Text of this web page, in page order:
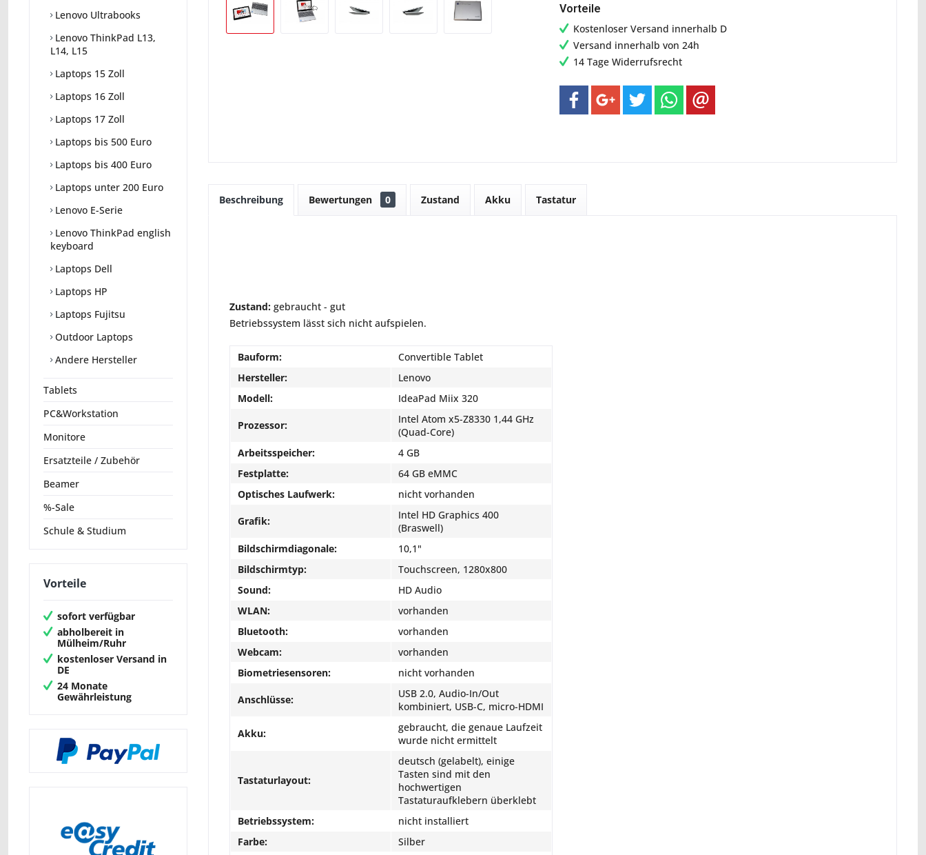
Lenovo Ultrabooks
Lenovo ThinkPad L13,
L14, L15
Laptops 15 Zoll
Laptops 16 Zoll
Laptops 17 Zoll
Laptops bis 500 Euro
Laptops bis 400 Euro
Laptops unter 200 Euro
Lenovo E-Serie
Lenovo ThinkPad english
keyboard
Laptops Dell
Laptops HP
Laptops Fujitsu
Outdoor Laptops
Andere Hersteller
Tablets
PC&Workstation
Monitore
Ersatzteile / Zubehör
Beamer
%-Sale
Schule & Studium
Vorteile
sofort verfügbar
abholbereit in
Mülheim/Ruhr
kostenloser Versand in
DE
24 Monate
Gewährleistung
Vorteile
Kostenloser Versand innerhalb D
Versand innerhalb von 24h
14 Tage Widerrufsrecht
Beschreibung Bewertungen 0 Zustand Akku Tastatur
Zustand: gebraucht - gut
Betriebssystem lässt sich nicht aufspielen.
Bauform:
Convertible Tablet
Hersteller:
Lenovo
Modell:
IdeaPad Miix 320
Prozessor:
Intel Atom x5-Z8330 1,44 GHz
(Quad-Core)
Arbeitsspeicher:
4 GB
Festplatte:
64 GB eMMC
Optisches Laufwerk:
nicht vorhanden
Grafik:
Intel HD Graphics 400
(Braswell)
Bildschirmdiagonale:
10,1"
Bildschirmtyp:
Touchscreen, 1280x800
Sound:
HD Audio
WLAN:
vorhanden
Bluetooth:
vorhanden
Webcam:
vorhanden
Biometriesensoren:
nicht vorhanden
Anschlüsse:
USB 2.0, Audio-In/Out
kombiniert, USB-C, micro-HDMI
Akku:
gebraucht, die genaue Laufzeit
wurde nicht ermittelt
Tastaturlayout:
deutsch (gelabelt), einige
Tasten sind mit den
hochwertigen
Tastaturaufklebern überklebt
Betriebssystem:
nicht installiert
Farbe:
Silber